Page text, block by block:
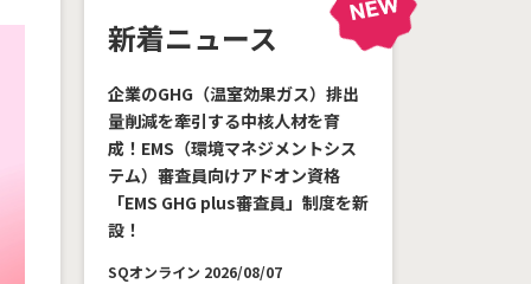
新着ニュース
企業のGHG（温室効果ガス）排出
量削減を牽引する中核人材を育
成！EMS（環境マネジメントシス
テム）審査員向けアドオン資格
「EMS GHG plus審査員」制度を新
設！
SQオンライン 2026/08/07